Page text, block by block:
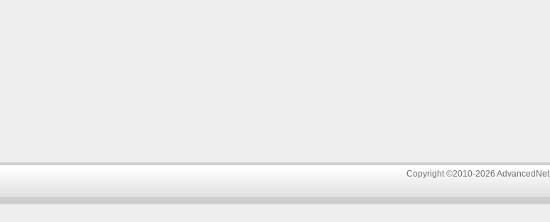
Copyright ©2010-2026 AdvancedNet